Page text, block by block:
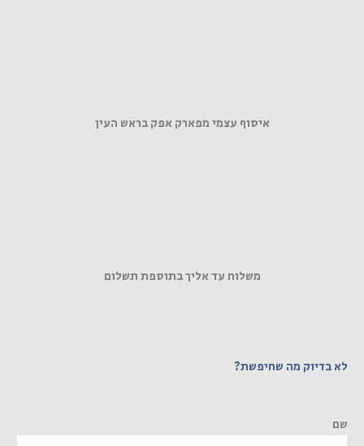
איסוף עצמי מפארק אפק בראש העין
משלוח עד אליך בתוספת תשלום
לא בדיוק מה שחיפשת?
שם